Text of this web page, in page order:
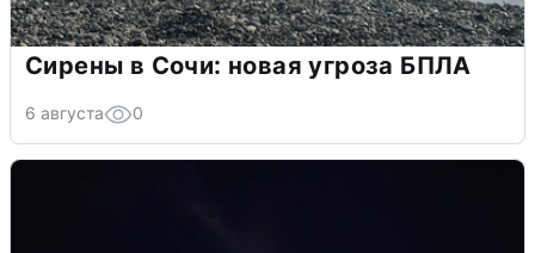
Сирены в Сочи: новая угроза БПЛА
6 августа 0